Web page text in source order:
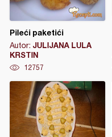
Pileći paketići
Autor: JULIJANA LULA
KRSTIN
12757